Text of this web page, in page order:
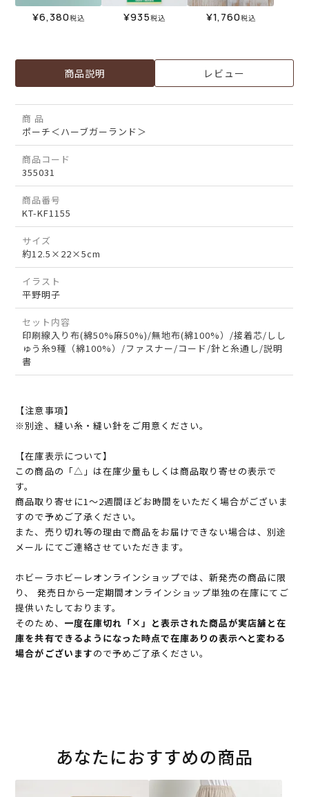
¥6,380税込 ¥935税込 ¥1,760税込
商品説明 レビュー
商 品
ポーチ＜ハーブガーランド＞
商品コード
355031
商品番号
KT-KF1155
サイズ
約12.5×22×5cm
イラスト
平野明子
セット内容
印刷線入り布(綿50%麻50%)/無地布(綿100%）/接着芯/しし
ゅう糸9種（綿100%）/ファスナー/コード/針と糸通し/説明
書
【注意事項】
※別途、縫い糸・縫い針をご用意ください。
【在庫表示について】
この商品の「△」は在庫少量もしくは商品取り寄せの表示で
す。
商品取り寄せに1～2週間ほどお時間をいただく場合がございま
すので予めご了承ください。
また、売り切れ等の理由で商品をお届けできない場合は、別途
メールにてご連絡させていただきます。
ホビーラホビーレオンラインショップでは、新発売の商品に限
り、 発売日から一定期間オンラインショップ単独の在庫にてご
提供いたしております。
そのため、 一度在庫切れ「×」と表示された商品が実店舗と在
庫を共有できるようになった時点で在庫ありの表示へと変わる
場合がございますので予めご了承ください。
あなたにおすすめの商品